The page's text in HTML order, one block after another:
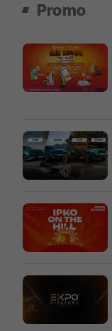
Promo